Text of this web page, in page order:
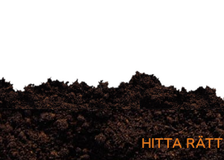
HITTA RÄTT